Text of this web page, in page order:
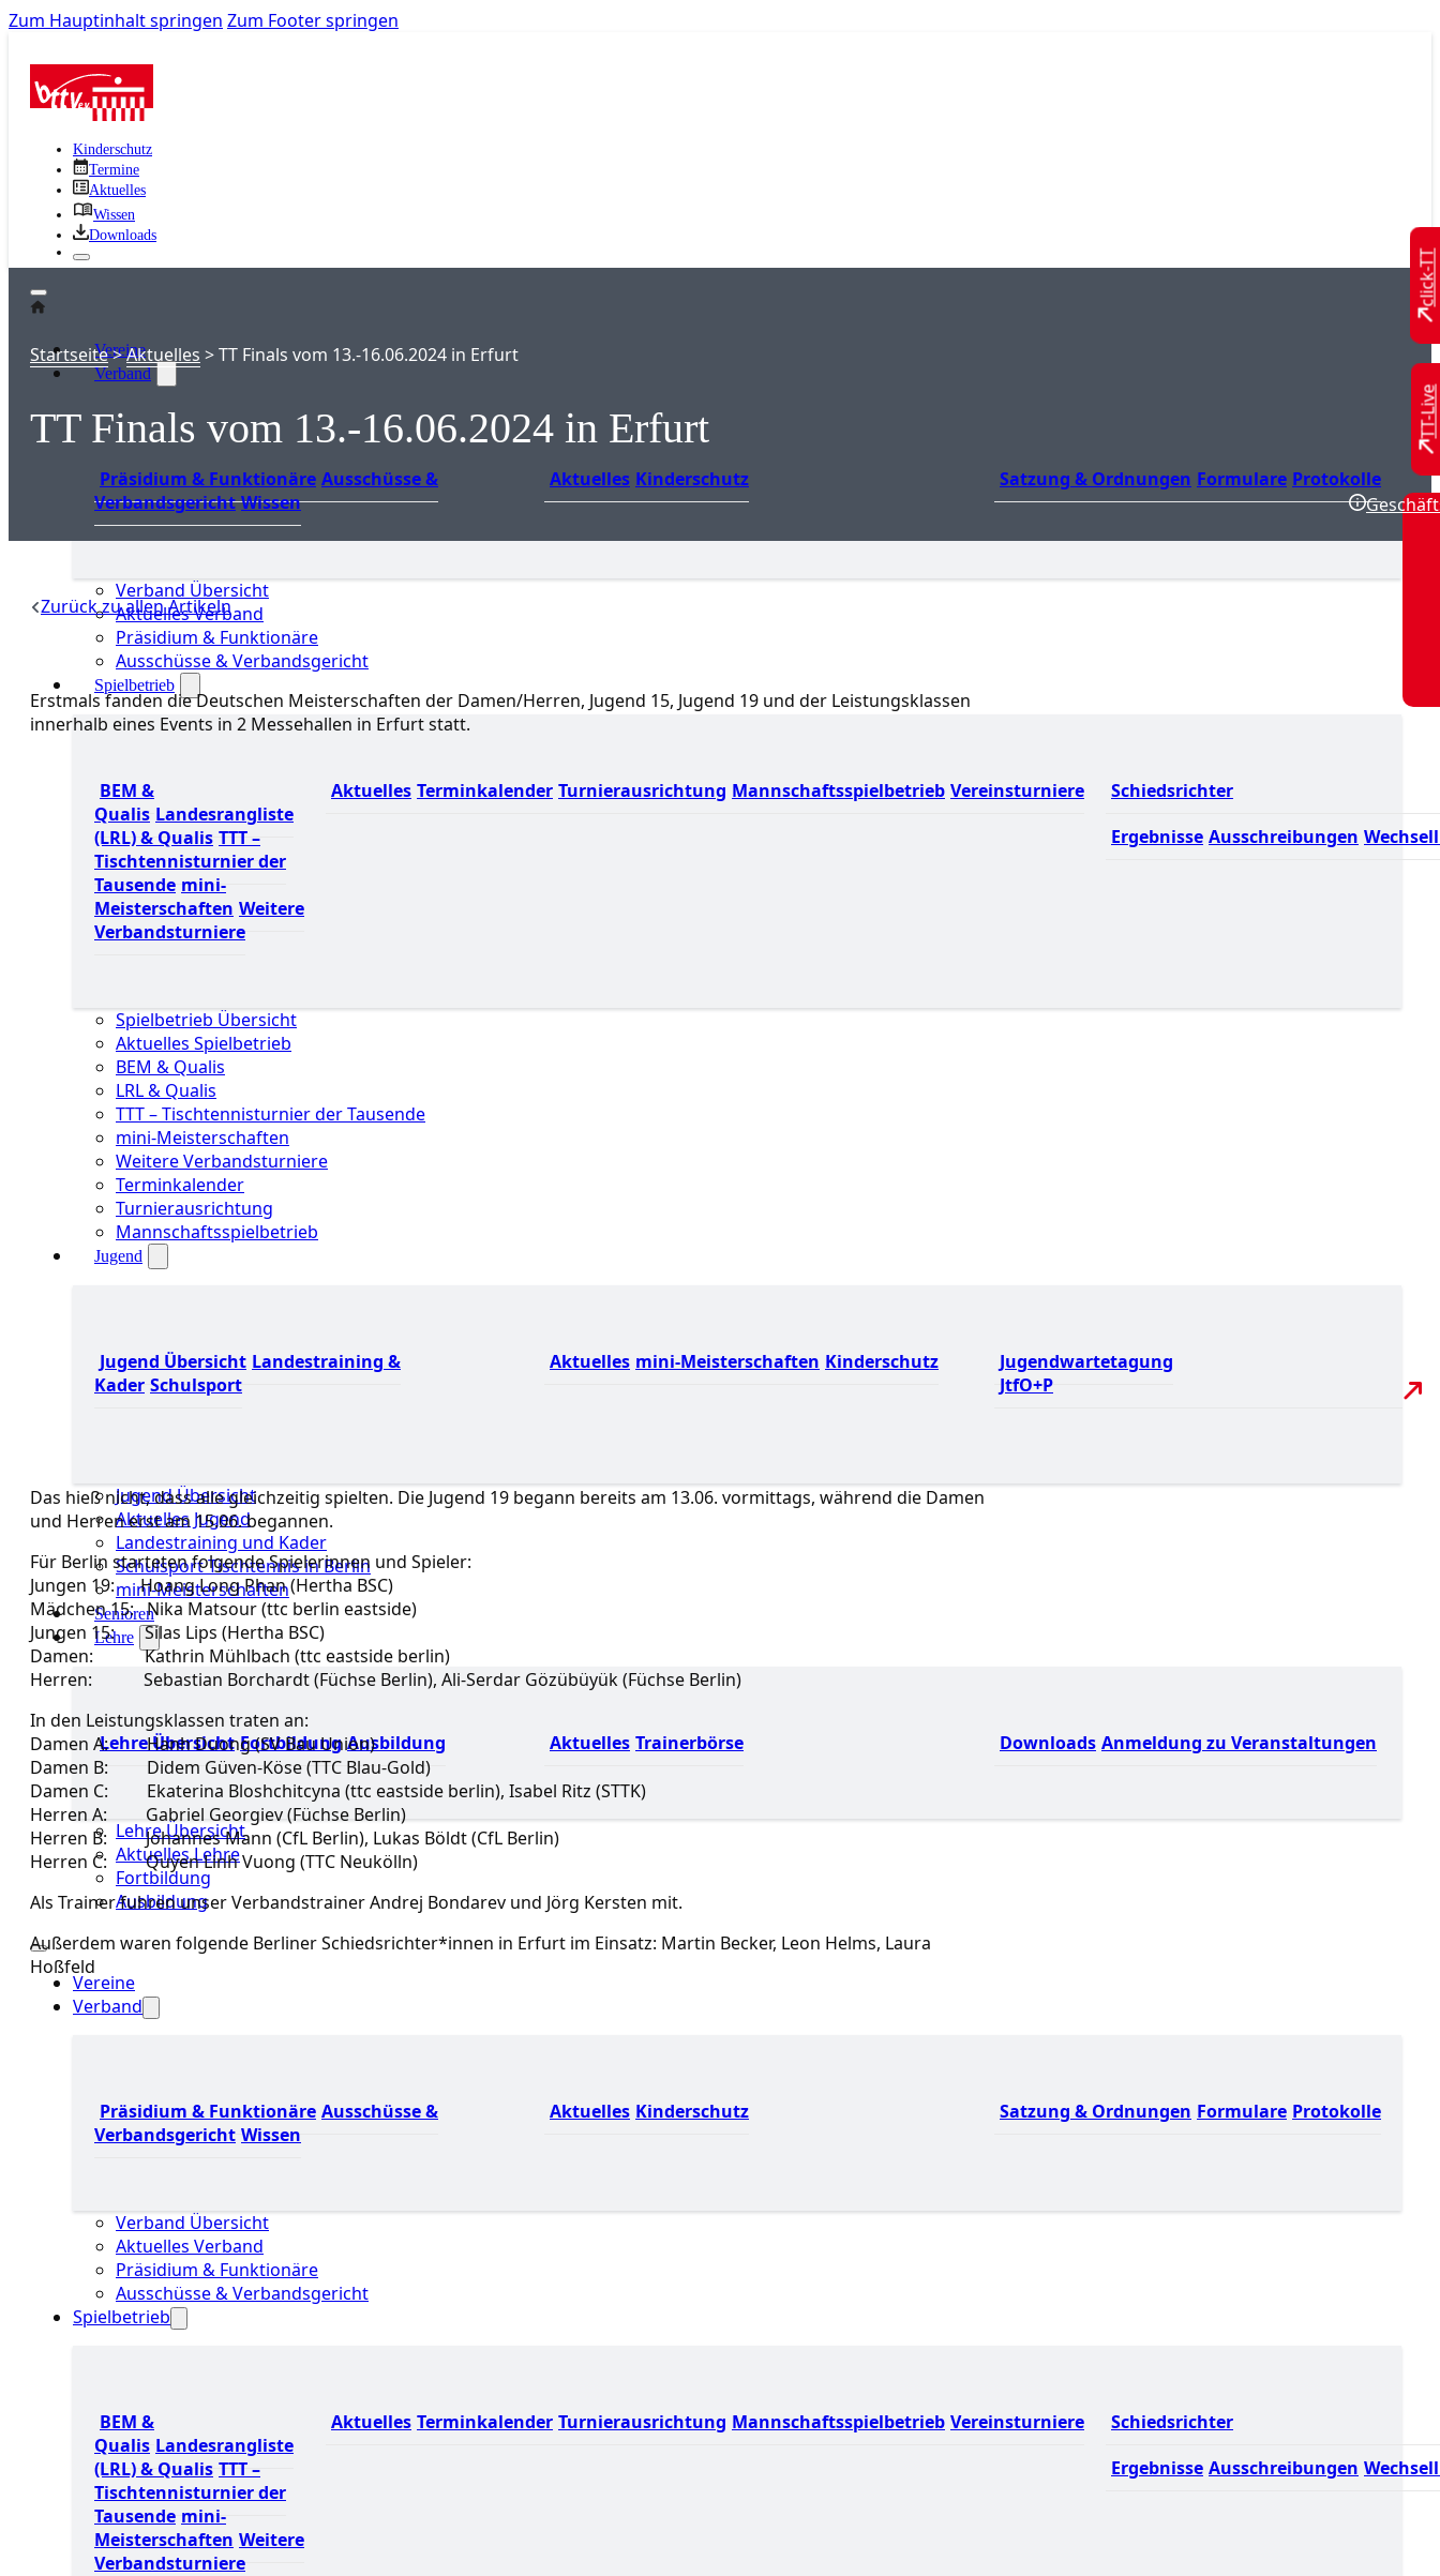
Zum Hauptinhalt springen Zum Footer springen
Kinderschutz
Termine
Aktuelles
Wissen
Downloads
Vereine
Verband
Präsidium & Funktionäre Ausschüsse &
Verbandsgericht Wissen
Aktuelles Kinderschutz Satzung & Ordnungen Formulare Protokolle
Verband Übersicht
Aktuelles Verband
Präsidium & Funktionäre
Ausschüsse & Verbandsgericht
Spielbetrieb
BEM &
Qualis Landesrangliste
(LRL) & Qualis TTT –
Tischtennisturnier der
Tausende mini-
Meisterschaften Weitere
Verbandsturniere
Aktuelles Terminkalender Turnierausrichtung Mannschaftsspielbetrieb Vereinsturniere
Schiedsrichter
Ergebnisse Ausschreibungen
Spielbetrieb Übersicht
Aktuelles Spielbetrieb
BEM & Qualis
LRL & Qualis
TTT – Tischtennisturnier der Tausende
mini-Meisterschaften
Weitere Verbandsturniere
Terminkalender
Turnierausrichtung
Mannschaftsspielbetrieb
Jugend
Jugend Übersicht Landestraining &
Kader Schulsport
Aktuelles mini-Meisterschaften Kinderschutz
Jugendwartetagung
JtfO+P
Jugend Übersicht
Aktuelles Jugend
Landestraining und Kader
Schulsport Tischtennis in Berlin
mini-Meisterschaften
Senioren
Lehre
Lehre Übersicht Fortbildung Ausbildung Aktuelles Trainerbörse Downloads Anmeldung zu Veranstaltungen
Lehre Übersicht
Aktuelles Lehre
Fortbildung
Ausbildung
Vereine
Verband
Präsidium & Funktionäre Ausschüsse &
Verbandsgericht Wissen
Aktuelles Kinderschutz Satzung & Ordnungen Formulare Protokolle
Verband Übersicht
Aktuelles Verband
Präsidium & Funktionäre
Ausschüsse & Verbandsgericht
Spielbetrieb
BEM &
Qualis Landesrangliste
(LRL) & Qualis TTT –
Tischtennisturnier der
Tausende mini-
Meisterschaften Weitere
Verbandsturniere
Aktuelles Terminkalender Turnierausrichtung Mannschaftsspielbetrieb Vereinsturniere
Schiedsrichter
Ergebnisse Ausschreibungen
Startseite>Aktuelles >TT Finals vom 13.-16.06.2024 in Erfurt
TT Finals vom 13.-16.06.2024 in Erfurt
Zurück zu allen Artikeln
Erstmals fanden die Deutschen Meisterschaften der Damen/Herren, Jugend 15, Jugend 19 und der Leistungsklassen
innerhalb eines Events in 2 Messehallen in Erfurt statt.
Das hieß nicht, dass alle gleichzeitig spielten. Die Jugend 19 begann bereits am 13.06. vormittags, während die Damen
und Herren erst am 15.06. begannen.
Für Berlin starteten folgende Spielerinnen und Spieler:
Jungen 19: Hoang Long Phan (Hertha BSC)
Mädchen 15: Nika Matsour (ttc berlin eastside)
Jungen 15: Silas Lips (Hertha BSC)
Damen: Kathrin Mühlbach (ttc eastside berlin)
Herren: Sebastian Borchardt (Füchse Berlin), Ali-Serdar Gözübüyük (Füchse Berlin)
In den Leistungsklassen traten an:
Damen A: Hanh Duong (SV Bau Union)
Damen B: Didem Güven-Köse (TTC Blau-Gold)
Damen C: Ekaterina Bloshchitcyna (ttc eastside berlin), Isabel Ritz (STTK)
Herren A: Gabriel Georgiev (Füchse Berlin)
Herren B: Johannes Mann (CfL Berlin), Lukas Böldt (CfL Berlin)
Herren C: Quyen Linh Vuong (TTC Neukölln)
Als Trainer fuhren unser Verbandstrainer Andrej Bondarev und Jörg Kersten mit.
Außerdem waren folgende Berliner Schiedsrichter*innen in Erfurt im Einsatz: Martin Becker, Leon Helms, Laura
Hoßfeld
click-TT
TT-Live